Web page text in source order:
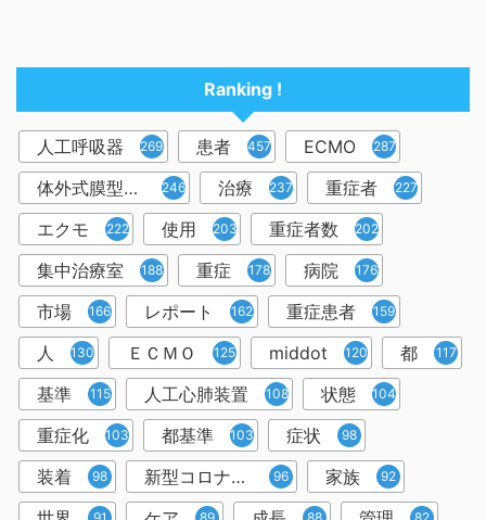
Ranking !
人工呼吸器 2698 患者 457 ECMO 287
体外式膜型人工肺 246 治療 237 重症者 227
エクモ 222 使用 203 重症者数 202
集中治療室 188 重症 178 病院 176
市場 166 レポート 162 重症患者 159
人 130 ＥＣＭＯ 125 middot 120 都 117
基準 115 人工心肺装置 108 状態 104
重症化 103 都基準 103 症状 98
装着 98 新型コロナウイルス 96 家族 92